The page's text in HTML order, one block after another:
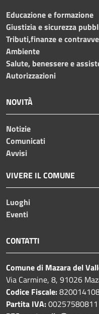
Educazione e formazione
Giustizia e sicurezza
Tributi,finanze e
Ambiente
Salute, benessere e
Autorizzazioni
NOVITÀ
Notizie
Comunicati
Avvisi
VIVERE IL COMUNE
Luoghi
Eventi
CONTATTI
Comune di Mazara del
Via Carmine, 8, 91026
Codice Fiscale:
Partita IVA:00257580811